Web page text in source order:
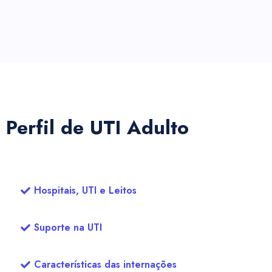
Perfil de UTI Adulto
Hospitais, UTI e Leitos
Suporte na UTI
Características das internações